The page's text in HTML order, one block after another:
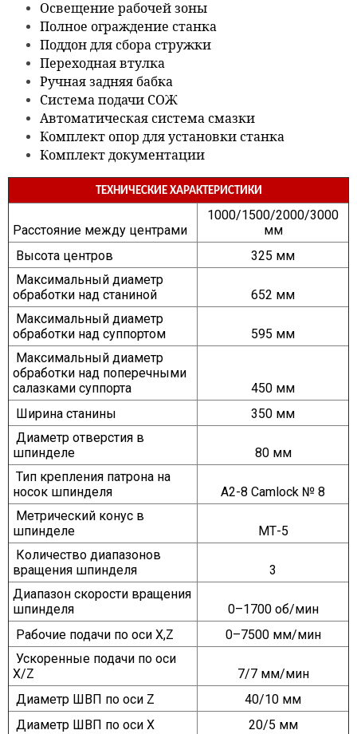
Контакты
Освещение рабочей зоны
Полное ограждение станка
Поддон для сбора стружки
Переходная втулка
Ручная задняя бабка
Система подачи СОЖ
Автоматическая система смазки
Комплект опор для установки станка
Комплект документации
ТЕХНИЧЕСКИЕ ХАРАКТЕРИСТИКИ
Расстояние между центрами
1000/1500/2000/3000
мм
Высота центров
325 мм
Максимальный диаметр
обработки над станиной
652 мм
Максимальный диаметр
обработки над суппортом
595 мм
Максимальный диаметр
обработки над поперечными
салазками суппорта
450 мм
Ширина станины
350 мм
Диаметр отверстия в
шпинделе
80 мм
Тип крепления патрона на
носок шпинделя
A2-8 Сamlock № 8
Метрический конус в
шпинделе
МТ-5
Количество диапазонов
вращения шпинделя
3
Диапазон скорости вращения
шпинделя
0–1700 об/мин
Рабочие подачи по оси X,Z
0–7500 мм/мин
Ускоренные подачи по оси
X/Z
7/7 мм/мин
Диаметр ШВП по оси Z
40/10 мм
Диаметр ШВП по оси X
20/5 мм